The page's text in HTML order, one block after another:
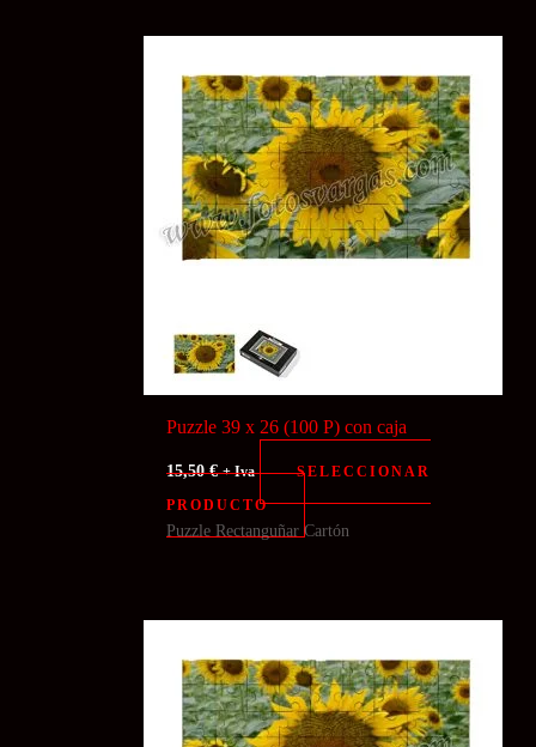
Puzzle 39 x 26 (100 P) con caja
15,50€ + Iva
SELECCIONAR
PRODUCTO
Puzzle Rectanguñar Cartón